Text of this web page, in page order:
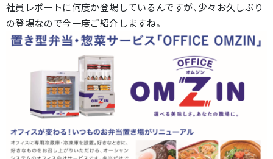
社員レポートに何度か登場しているんですが、少々お久しぶり
の登場なので今一度ご紹介しますね。